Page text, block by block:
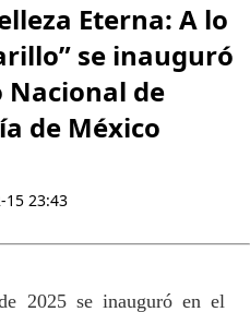
Eterna: A lo
se inauguró
Nacional de
de México
15 23:43
2025 se inauguró en el